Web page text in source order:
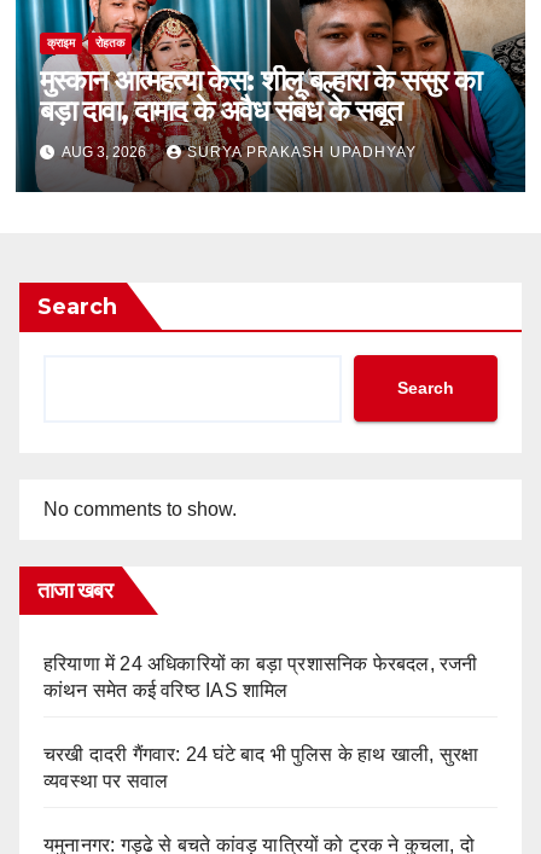
क्राइम रोहतक
मुस्कान आत्महत्या केस: शीलू बल्हारा के ससुर का
बड़ा दावा, दामाद के अवैध संबंध के सबूत
AUG 3, 2026 SURYA PRAKASH UPADHYAY
Search
Search
No comments to show.
ताजा खबर
हरियाणा में 24 अधिकारियों का बड़ा प्रशासनिक फेरबदल, रजनी
कांथन समेत कई वरिष्ठ IAS शामिल
चरखी दादरी गैंगवार: 24 घंटे बाद भी पुलिस के हाथ खाली, सुरक्षा
व्यवस्था पर सवाल
यमुनानगर: गड्ढे से बचते कांवड़ यात्रियों को ट्रक ने कुचला, दो